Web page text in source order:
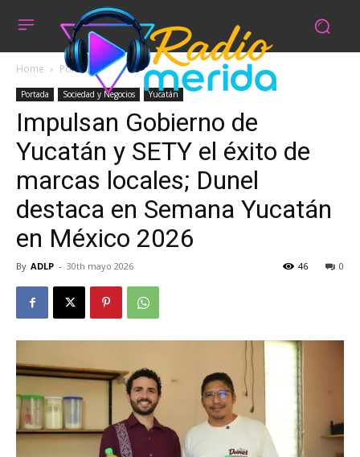
Home Portada
Portada Sociedad y Negocios Yucatán
Impulsan Gobierno de
Yucatán y SETY el éxito de
marcas locales; Dunel
destaca en Semana Yucatán
en México 2026
By ADLP - 30th mayo 2026 0
46